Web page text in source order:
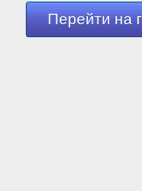
Перейти на